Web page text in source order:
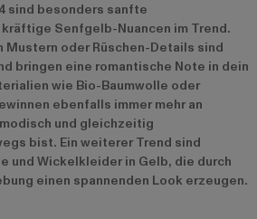
sind besonders sanfte
Senfgelb-Nuancen im Trend.
oder Rüschen-Details sind
bringen eine romantische Note in dein
wie Bio-Baumwolle oder
ebenfalls immer mehr an
und gleichzeitig
bist. Ein weiterer Trend sind
und Wickelkleider in Gelb, die durch
einen spannenden Look erzeugen.